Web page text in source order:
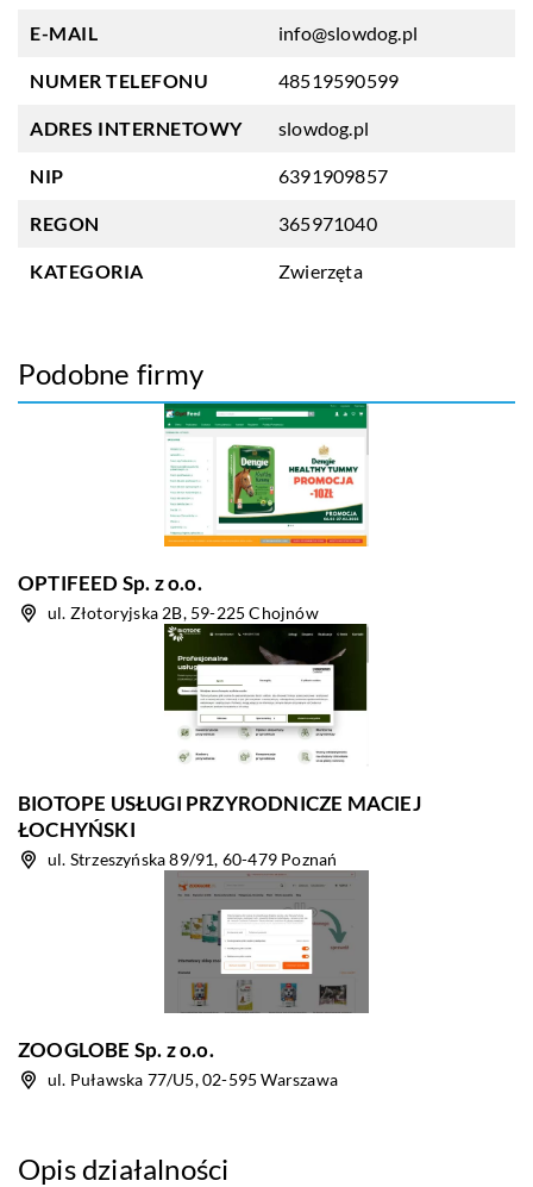
E-MAIL info@slowdog.pl
NUMER TELEFONU 48519590599
ADRES INTERNETOWY slowdog.pl
NIP 6391909857
REGON 365971040
KATEGORIA Zwierzęta
Podobne firmy
OPTIFEED Sp. z o.o.
ul. Złotoryjska 2B, 59-225 Chojnów
BIOTOPE USŁUGI PRZYRODNICZE MACIEJ
ŁOCHYŃSKI
ul. Strzeszyńska 89/91, 60-479 Poznań
ZOOGLOBE Sp. z o.o.
ul. Puławska 77/U5, 02-595 Warszawa
Opis działalności